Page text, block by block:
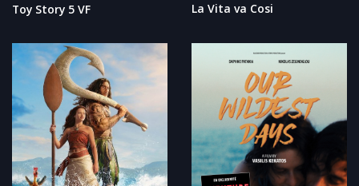
Toy Story 5 VF La Vita va Cosi